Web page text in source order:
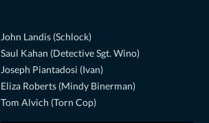
John Landis (Schlock)
Saul Kahan (Detective Sgt. Wino)
Joseph Piantadosi (Ivan)
Eliza Roberts (Mindy Binerman)
Tom Alvich (Torn Cop)